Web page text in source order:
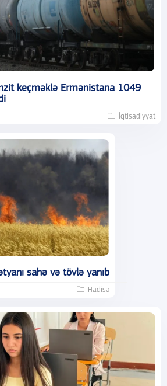
keçməklə Ermənistana 1049
İqtisadiyyat
sahə və tövlə yanıb
Hadisə